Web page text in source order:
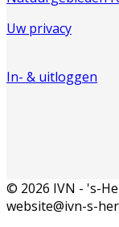
Uw privacy
In- & uitloggen
© 2026 IVN - 's-
website@ivn-s-